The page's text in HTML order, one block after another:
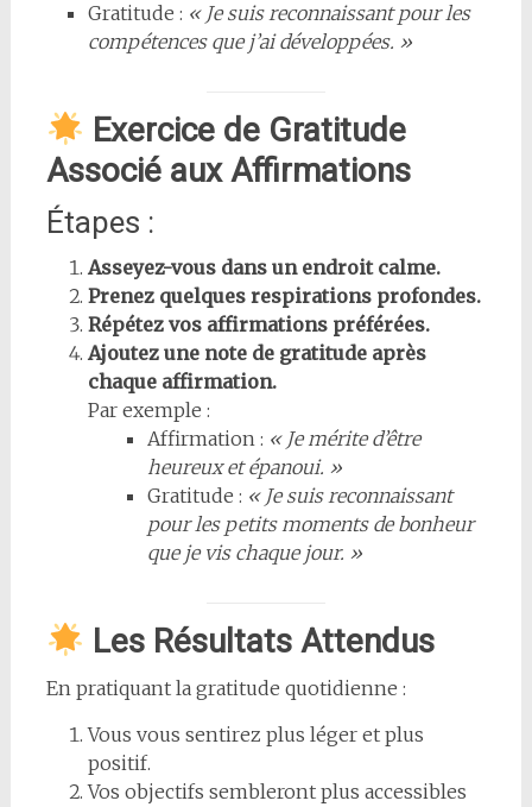
Gratitude : « Je suis reconnaissant pour les
compétences que j’ai développées. »
Exercice de Gratitude
Associé aux Affirmations
Étapes :
Asseyez-vous dans un endroit calme.
Prenez quelques respirations profondes.
Répétez vos affirmations préférées.
Ajoutez une note de gratitude après
chaque affirmation.
Par exemple :
Affirmation : « Je mérite d’être
heureux et épanoui. »
Gratitude : « Je suis reconnaissant
pour les petits moments de bonheur
que je vis chaque jour. »
Les Résultats Attendus
En pratiquant la gratitude quotidienne :
Vous vous sentirez plus léger et plus
positif.
Vos objectifs sembleront plus accessibles